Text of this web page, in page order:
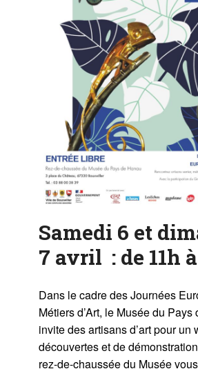
Samedi 6 et
7 avril : de 11h
Dans le cadre des Journées
Métiers d’Art, le Musée du Pays
invite des artisans d’art pour un
découvertes et de
rez-de-chaussée du Musée